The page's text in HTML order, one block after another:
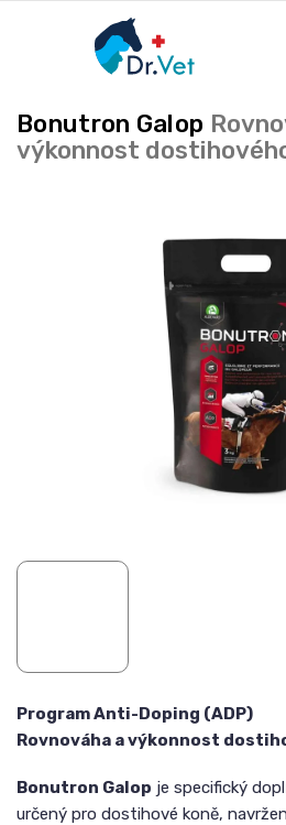
Bonutron Galop
výkonnost
Program Anti-Doping (ADP)
Rovnováha a výkonnost
Bonutron Galop je specifický
určený pro dostihové koně,